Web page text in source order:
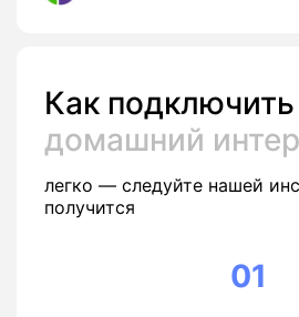
Как подключить
домашний
легко — следуйте нашей
получится
01